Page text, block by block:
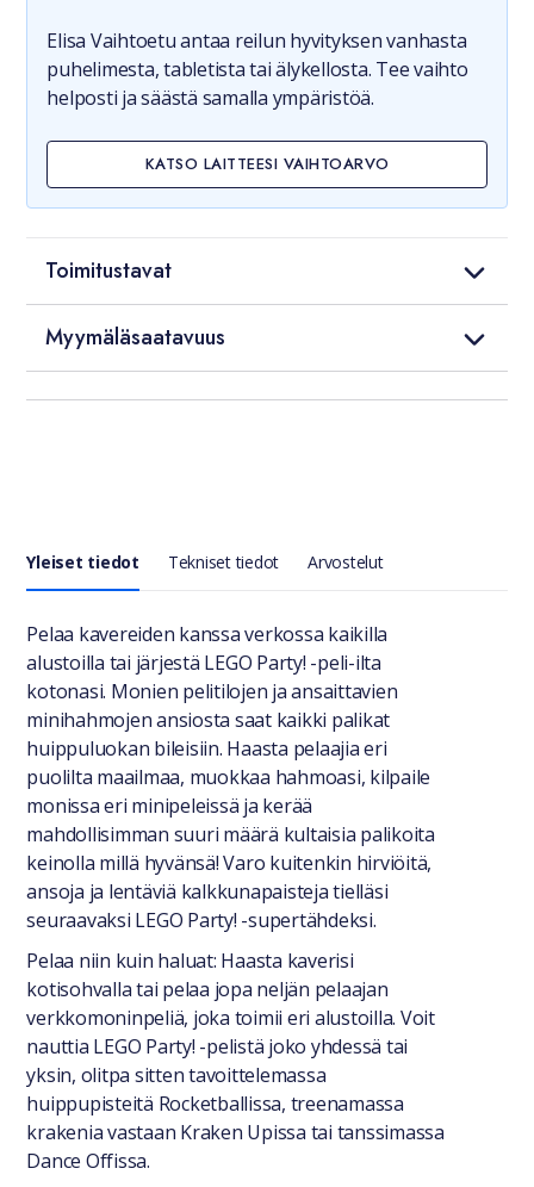
Elisa Vaihtoetu antaa reilun hyvityksen vanhasta
puhelimesta, tabletista tai älykellosta. Tee vaihto
helposti ja säästä samalla ympäristöä.
KATSO LAITTEESI VAIHTOARVO
Toimitustavat
Myymäläsaatavuus
Yleiset tiedot Tekniset tiedot Arvostelut
Yleiset tiedot
Pelaa kavereiden kanssa verkossa kaikilla
alustoilla tai järjestä LEGO Party! -peli-ilta
kotonasi. Monien pelitilojen ja ansaittavien
minihahmojen ansiosta saat kaikki palikat
huippuluokan bileisiin. Haasta pelaajia eri
puolilta maailmaa, muokkaa hahmoasi, kilpaile
monissa eri minipeleissä ja kerää
mahdollisimman suuri määrä kultaisia palikoita
keinolla millä hyvänsä! Varo kuitenkin hirviöitä,
ansoja ja lentäviä kalkkunapaisteja tielläsi
seuraavaksi LEGO Party! -supertähdeksi.
Pelaa niin kuin haluat: Haasta kaverisi
kotisohvalla tai pelaa jopa neljän pelaajan
verkkomoninpeliä, joka toimii eri alustoilla. Voit
nauttia LEGO Party! -pelistä joko yhdessä tai
yksin, olitpa sitten tavoittelemassa
huippupisteitä Rocketballissa, treenamassa
krakenia vastaan Kraken Upissa tai tanssimassa
Dance Offissa.